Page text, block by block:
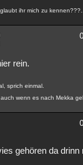
ihr mich zu
rein.
sprich einmal.
wenn es nach Mekka
gehören da drinn